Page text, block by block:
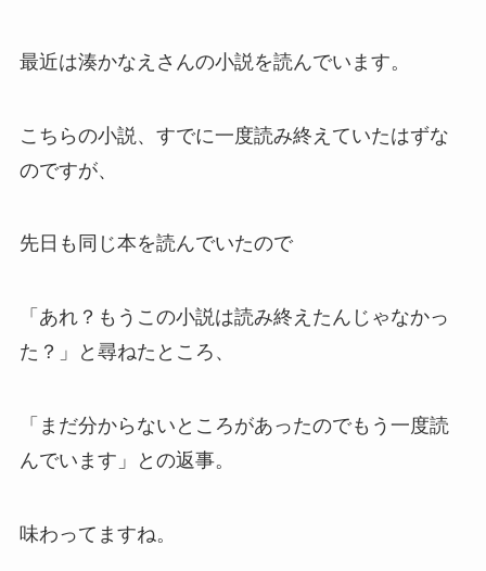
最近は湊かなえさんの小説を読んでいます。
こちらの小説、すでに一度読み終えていたはずな
のですが、
先日も同じ本を読んでいたので
「あれ？もうこの小説は読み終えたんじゃなかっ
た？」と尋ねたところ、
「まだ分からないところがあったのでもう一度読
んでいます」との返事。
味わってますね。